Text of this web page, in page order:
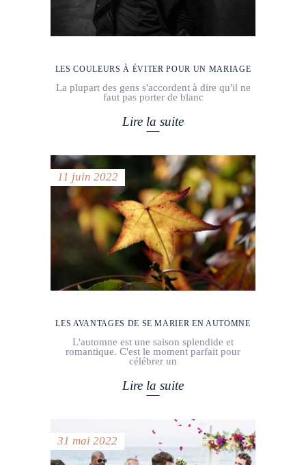
LES COULEURS À ÉVITER POUR UN MARIAGE
La plupart des gens s'accordent à dire qu'il ne
faut pas porter de blanc
Lire la suite
11 juin 2022
LES AVANTAGES DE SE MARIER EN AUTOMNE
L'automne est une saison splendide et
romantique. C'est le moment parfait pour
célébrer un
Lire la suite
31 mai 2022